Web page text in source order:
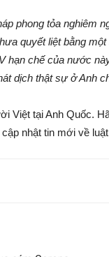
phong tỏa nghiêm
quyết liệt bằng
hạn chế của nước
dịch thật sự ở Anh
Việt tại Anh Quốc.
cập nhật tin mới về